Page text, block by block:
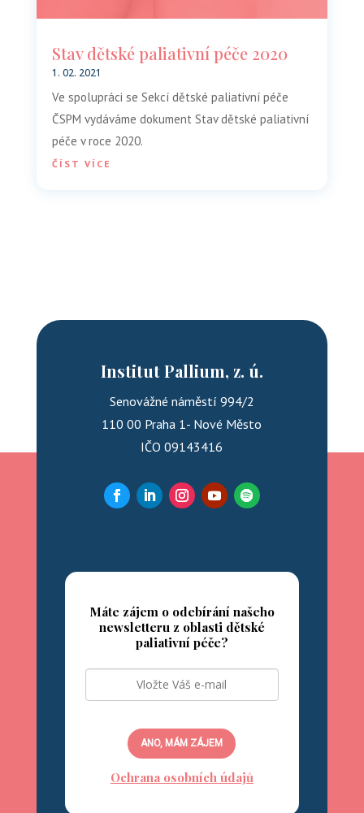
Stav dětské paliativní péče 2020
1. 02. 2021
Ve spolupráci se Sekcí dětské paliativní péče
ČSPM vydáváme dokument Stav dětské paliativní
péče v roce 2020.
ČÍST VÍCE
Institut Pallium, z. ú.
Senovážné náměstí 994/2
110 00 Praha 1- Nové Město
IČO 09143416
Máte zájem o odebírání našeho
newsletteru z oblasti dětské
paliativní péče?
ANO, MÁM ZÁJEM
Ochrana osobních údajů